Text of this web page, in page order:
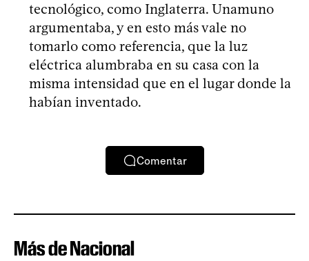
tecnológico, como Inglaterra. Unamuno
argumentaba, y en esto más vale no
tomarlo como referencia, que la luz
eléctrica alumbraba en su casa con la
misma intensidad que en el lugar donde la
habían inventado.
Comentar
Más de Nacional